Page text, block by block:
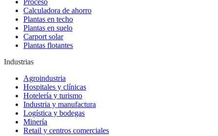
Calculadora de ahorro
Plantas en techo
Plantas en suelo
Carport solar
Plantas flotantes
Industrias
Agroindustria
Hospitales y clínicas
Hotelería y turismo
Industria y manufactura
Logística y bodegas
Minería
Retail y centros comerciales